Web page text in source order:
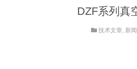
DZF系列真
技术文章, 新